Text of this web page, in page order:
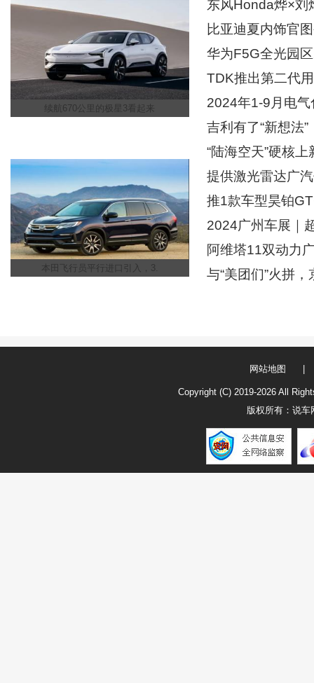
续航670公里的极星3看起来
本田飞行员平行进口引入，3.
东风Honda烨×刘
比亚迪夏内饰官
华为F5G全光园
TDK推出第二代
2024年1-9月电
吉利有了“新想法”
“陆海空天”硬核
提供激光雷达广
推1款车型昊铂
2024广州车展｜
阿维塔11双动力
与“美团们”火拼
网站地图
Copyright (C) 2019-2026 All
版权所有：说车